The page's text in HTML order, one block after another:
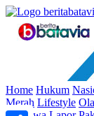
Home Hukum
Merah Lifestyle